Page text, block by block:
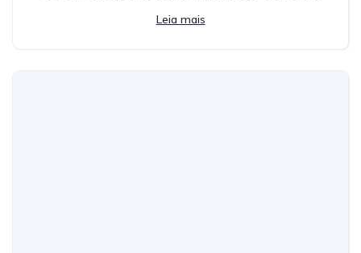
Leia mais